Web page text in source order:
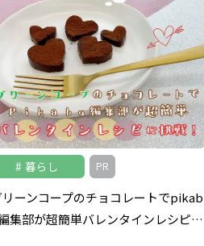
暮らし PR
リーンコープのチョコレートでpikab
集部が超簡単バレンタインレシピ…